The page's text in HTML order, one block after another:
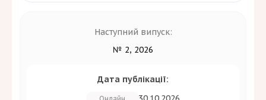
Наступний випуск:
№ 2, 2026
Дата публікації: